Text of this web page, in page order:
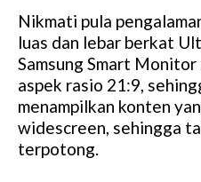
Nikmati pula
luas dan lebar berkat
Samsung Smart
aspek rasio 21:9,
menampilkan konten
widescreen, sehingga
terpotong.